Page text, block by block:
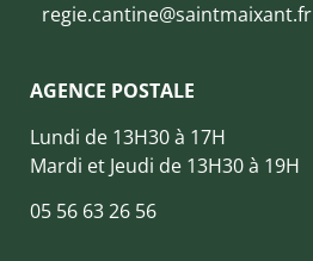
regie.cantine@saintmaixant.fr
AGENCE POSTALE
Lundi de 13H30 à 17H
Mardi et Jeudi de 13H30 à 19H
05 56 63 26 56